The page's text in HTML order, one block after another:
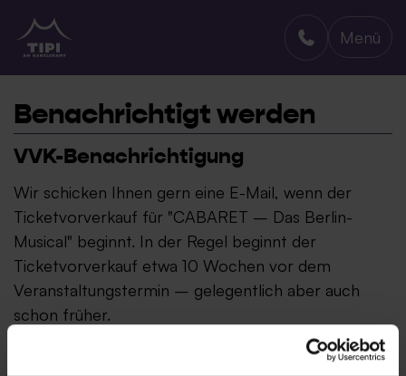
TIPI AM KANZLERAMT
Menü
Benachrichtigt werden
VVK-Benachrichtigung
Wir schicken Ihnen gern eine E-Mail, wenn der
Ticketvorverkauf für "CABARET – Das Berlin-
Musical" beginnt. In der Regel beginnt der
Ticketvorverkauf etwa 10 Wochen vor dem
Veranstaltungstermin – gelegentlich aber auch
schon früher.